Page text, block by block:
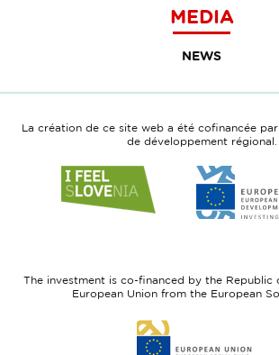
MEDIA
NEWS
La création de ce site web a été cofinancée
de développement régional.
to
website
The investment is co-financed by the Republic
European Union from the European
to